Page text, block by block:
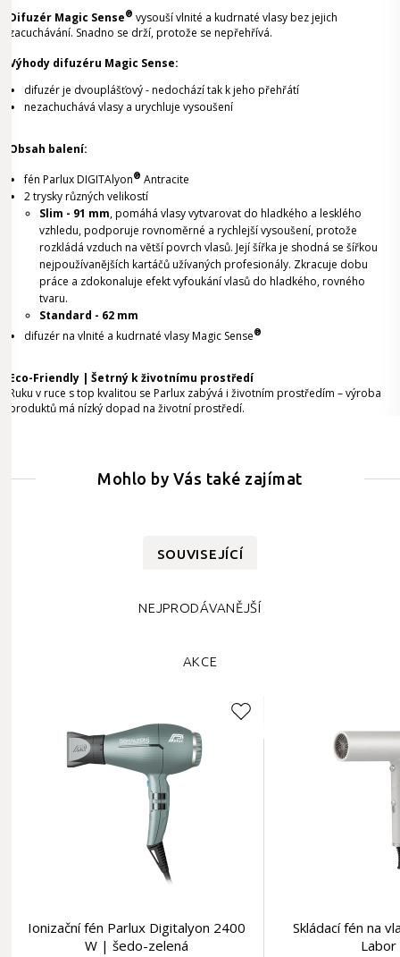
Difuzér Magic Sense® vysouší vlnité a kudrnaté vlasy bez jejich
zacuchávání. Snadno se drží, protože se nepřehřívá.
Výhody difuzéru Magic Sense:
difuzér je dvouplášťový - nedochází tak k jeho přehřátí
nezachuchává vlasy a urychluje vysoušení
Obsah balení:
fén Parlux DIGITAlyon® Antracite
2 trysky různých velikostí
Slim - 91 mm, pomáhá vlasy vytvarovat do hladkého a lesklého
vzhledu, podporuje rovnoměrné a rychlejší vysoušení, protože
rozkládá vzduch na větší povrch vlasů. Její šířka je shodná se šířkou
nejpoužívanějších kartáčů užívaných profesionály. Zkracuje dobu
práce a zdokonaluje efekt vyfoukání vlasů do hladkého, rovného
tvaru.
Standard - 62 mm
difuzér na vlnité a kudrnaté vlasy Magic Sense®
Eco-Friendly | Šetrný k životnímu prostředí
Ruku v ruce s top kvalitou se Parlux zabývá i životním prostředím – výroba
produktů má nízký dopad na životní prostředí.
Mohlo by Vás také zajímat
SOUVISEJÍCÍ
NEJPRODÁVANĚJŠÍ
AKCE
Ionizační fén Parlux Digitalyon 2400
W | šedo-zelená
Skládací fén na